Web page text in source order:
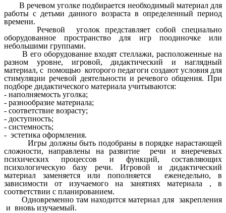
В речевом уголке подбирается необходимый материал для
работы с детьми данного возраста в определенный период
времени.
Речевой уголок представляет собой специально
оборудованное пространство для игр поодиночке или
небольшими группами.
В его оборудование входят стеллажи, расположенные на
разном уровне, игровой, дидактический и наглядный
материал, с помощью которого педагоги создают условия для
стимуляции речевой деятельности и речевого общения. При
подборе дидактического материала учитываются:
- наполняемость уголка;
- разнообразие материала;
- соответствие возрасту;
- доступность;
- системность;
- эстетика оформления.
Игры должны быть подобраны в порядке нарастающей
сложности, направлены на развитие речи и внеречевых
психических процессов и функций, составляющих
психологическую базу речи. Игровой и дидактический
материал заменяется или пополняется еженедельно, в
зависимости от изучаемого на занятиях материала , в
соответствии с планированием.
Одновременно там находится материал для закрепления
и вновь изучаемый.